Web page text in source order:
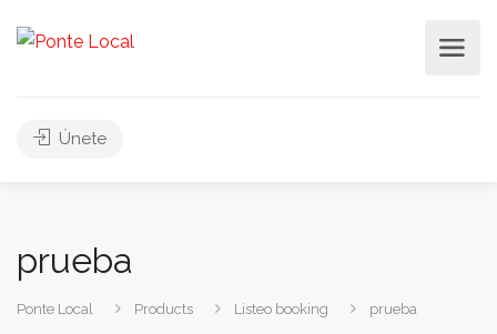
Únete
prueba
Ponte Local Products Listeo booking prueba